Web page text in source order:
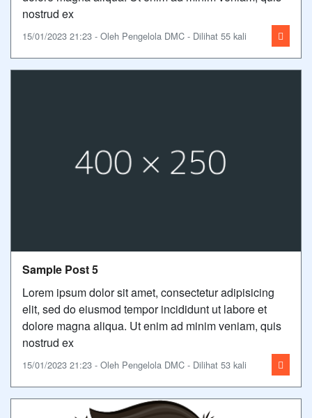
nostrud ex
15/01/2023 21:23 - Oleh Pengelola DMC - Dilihat 55 kali
Sample Post 5
Lorem ipsum dolor sit amet, consectetur adipisicing
elit, sed do eiusmod tempor incididunt ut labore et
dolore magna aliqua. Ut enim ad minim veniam, quis
nostrud ex
15/01/2023 21:23 - Oleh Pengelola DMC - Dilihat 53 kali